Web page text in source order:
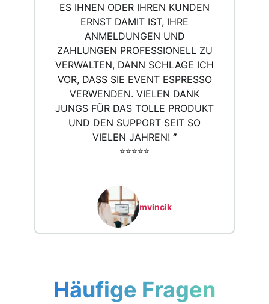
IHNEN ODER IHREN KUNDEN ERN
ST DAMIT IST, IHRE ANM
ELDUNGEN UND ZAH
LUNGEN PROFESSIONELL ZU VER
WALTEN, DANN SCHLAGE ICH VOR
, DASS SIE EVENT ESPRESSO VER
WENDEN. VIELEN DANK JUN
GS FÜR DAS TOLLE PRODUKT UND
DEN SUPPORT SEIT SO VIE
LEN JAHREN!
”
⭐️⭐️⭐️⭐️⭐️
mvincik
Häufige Fragen